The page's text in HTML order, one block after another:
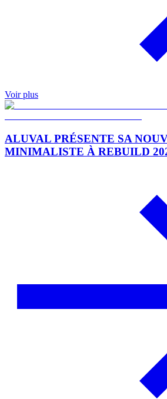
Voir plus
ALUVAL PRÉSENTE SA
MINIMALISTE À REBUILD